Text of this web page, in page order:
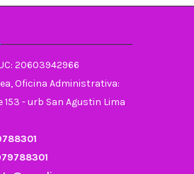
20603942966
Oficina Administrativa:
153 - urb San Agustin Lima